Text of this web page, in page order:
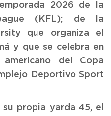
2026 de la
(KFL); de la
que organiza el
y que se celebra en
del Copa
Deportivo Sport
propia yarda 45, el